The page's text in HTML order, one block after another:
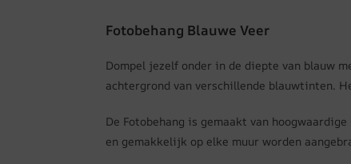
Fotobehang Blauwe Veer
Dompel jezelf onder in de diepte van blauw
achtergrond van verschillende blauwtinten.
De Fotobehang is gemaakt van
en gemakkelijk op elke muur worden